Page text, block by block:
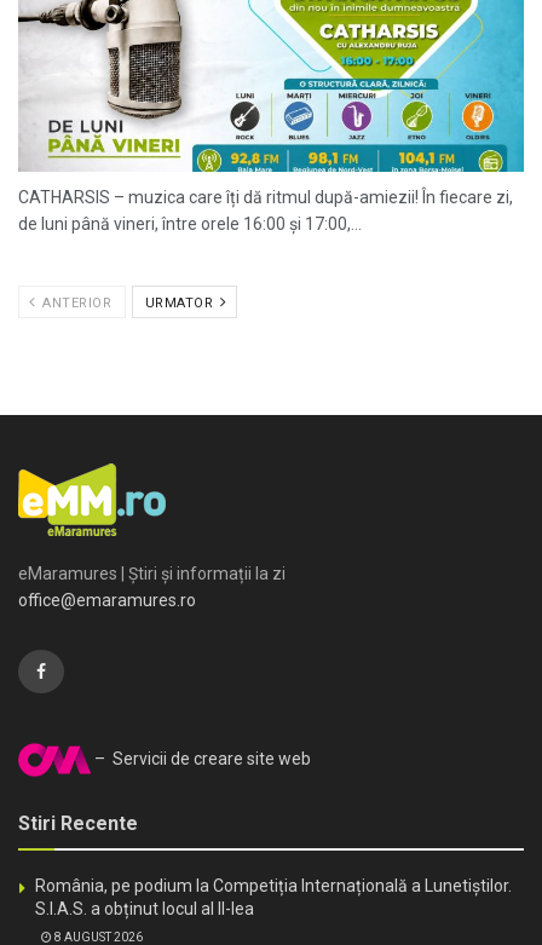
CATHARSIS – muzica care îți dă ritmul după-amiezii! În fiecare zi,
de luni până vineri, între orele 16:00 și 17:00,...
ANTERIOR URMATOR
eMaramures | Știri și informații la zi
office@emaramures.ro
– Servicii de creare site web
Stiri Recente
România, pe podium la Competiția Internațională a Lunetiștilor.
S.I.A.S. a obținut locul al II-lea
8 AUGUST 2026